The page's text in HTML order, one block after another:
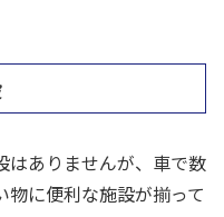
はありませんが、車で数
に便利な施設が揃って